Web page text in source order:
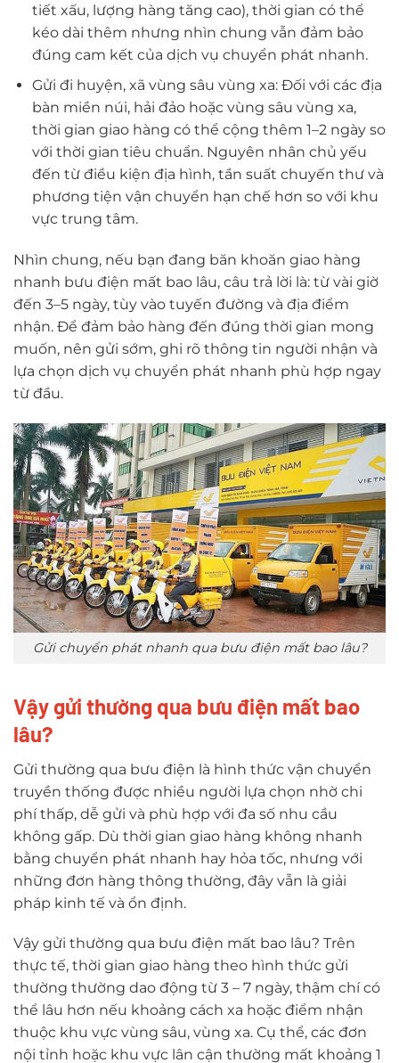
tiết xấu, lượng hàng tăng cao), thời gian có thể
kéo dài thêm nhưng nhìn chung vẫn đảm bảo
đúng cam kết của dịch vụ chuyển phát nhanh.
Gửi đi huyện, xã vùng sâu vùng xa: Đối với các địa
bàn miền núi, hải đảo hoặc vùng sâu vùng xa,
thời gian giao hàng có thể cộng thêm 1–2 ngày so
với thời gian tiêu chuẩn. Nguyên nhân chủ yếu
đến từ điều kiện địa hình, tần suất chuyến thư và
phương tiện vận chuyển hạn chế hơn so với khu
vực trung tâm.
Nhìn chung, nếu bạn đang băn khoăn giao hàng
nhanh bưu điện mất bao lâu, câu trả lời là: từ vài giờ
đến 3–5 ngày, tùy vào tuyến đường và địa điểm
nhận. Để đảm bảo hàng đến đúng thời gian mong
muốn, nên gửi sớm, ghi rõ thông tin người nhận và
lựa chọn dịch vụ chuyển phát nhanh phù hợp ngay
từ đầu.
Gửi chuyển phát nhanh qua bưu điện mất bao lâu?
Vậy gửi thường qua bưu điện mất bao
lâu?
Gửi thường qua bưu điện là hình thức vận chuyển
truyền thống được nhiều người lựa chọn nhờ chi
phí thấp, dễ gửi và phù hợp với đa số nhu cầu
không gấp. Dù thời gian giao hàng không nhanh
bằng chuyển phát nhanh hay hỏa tốc, nhưng với
những đơn hàng thông thường, đây vẫn là giải
pháp kinh tế và ổn định.
Vậy gửi thường qua bưu điện mất bao lâu? Trên
thực tế, thời gian giao hàng theo hình thức gửi
thường thường dao động từ 3 – 7 ngày, thậm chí có
thể lâu hơn nếu khoảng cách xa hoặc điểm nhận
thuộc khu vực vùng sâu, vùng xa. Cụ thể, các đơn
nội tỉnh hoặc khu vực lân cận thường mất khoảng 1